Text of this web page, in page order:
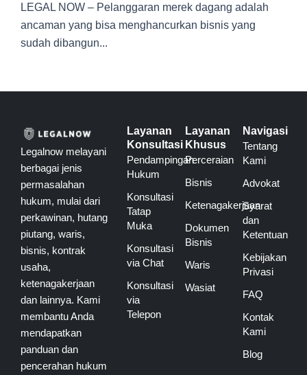
LEGAL NOW – Pelanggaran merek dagang adalah
ancaman yang bisa menghancurkan bisnis yang
sudah dibangun...
Legalnow melayani
berbagai jenis
permasalahan
hukum, mulai dari
perkawinan, hutang
piutang, waris,
bisnis, kontrak
usaha,
ketenagakerjaan
dan lainnya. Kami
membantu Anda
mendapatkan
panduan dan
pencerahan hukum
Layanan
Konsultasi
Pendampingan
Hukum
Konsultasi
Tatap
Muka
Konsultasi
via Chat
Konsultasi
via
Telepon
Layanan
Khusus
Perceraian
Bisnis
Ketenagakerjaan
Dokumen
Bisnis
Waris
Wasiat
Navigasi
Tentang
Kami
Advokat
Syarat
dan
Ketentuan
Kebijakan
Privasi
FAQ
Kontak
Kami
Blog